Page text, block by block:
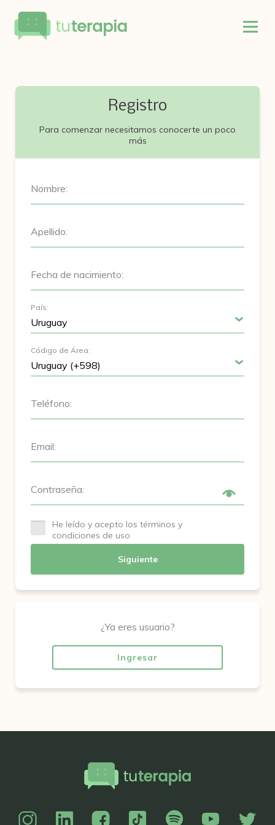
Registro
Para comenzar necesitamos conocerte un poco
más
Nombre:
Apellido:
Fecha de nacimiento:
País:
Código de Área:
Teléfono:
Email:
Contraseña:
He leído y acepto los términos y
condiciones de uso
Siguiente
¿Ya eres usuario?
Ingresar